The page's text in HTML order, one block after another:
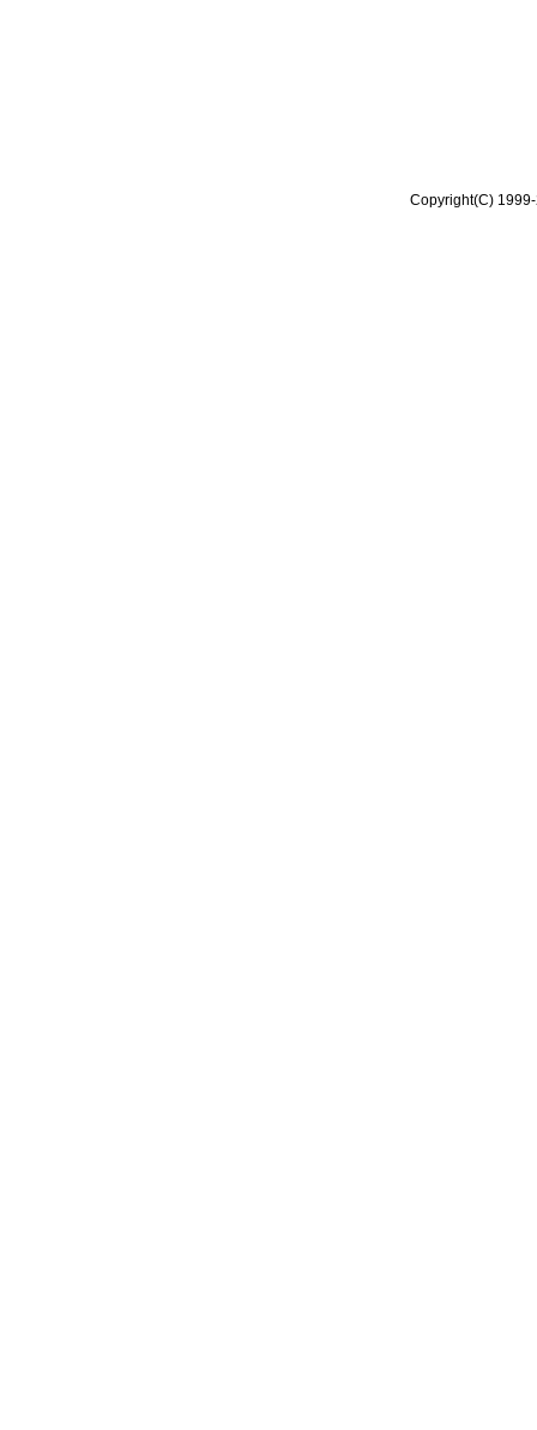
Copyright(C)